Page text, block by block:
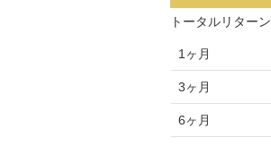
トータルリターン
1ヶ月
3ヶ月
6ヶ月